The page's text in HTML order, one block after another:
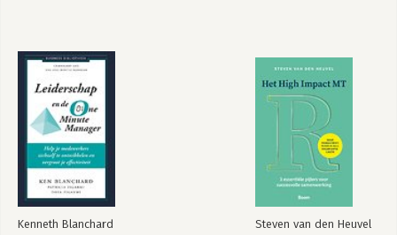
Kenneth Blanchard Steven van den Heuvel